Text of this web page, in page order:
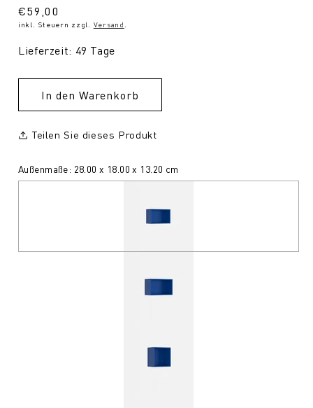
Normaler
Preis
€59,00
inkl. Steuern zzgl. Versand
Lieferzeit: 49 Tage
In den Warenkorb
Teilen Sie dieses Produkt
Außenmaße: 28.00 x 18.00 x 13.20 cm